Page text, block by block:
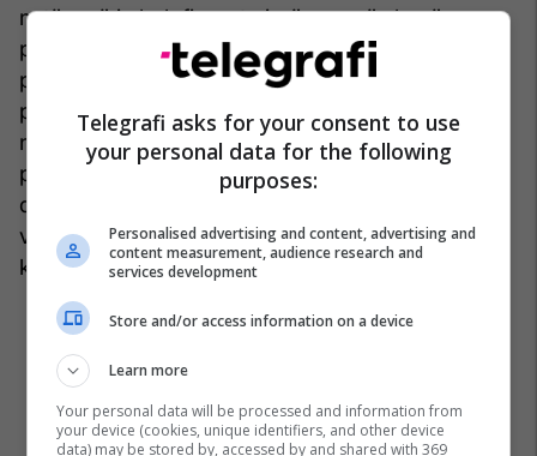
natës, që i zbeh figurat njerëzore në skenë,
përshkruan qiellin e vërtetë, me hënën, yjet dhe
planetët. Në
Fluturim, Elsheimeri merret me
pafundësinë e botës. Bell shkruan: “Braktisja,
ndoshta” - ajo “ndoshta” nuk është e
parëndësishme - “nga përpjekja e tij për t'iu
drejtuar botës sociale dhe politike … ai tashmë
vendosi që në vend të kësaj t'i drejtohej
kozmosit”. /Telegrafi/
Telegrafi asks for your consent to use
your personal data for the following
purposes:
Personalised advertising and content, advertising and
content measurement, audience research and
services development
Store and/or access information on a device
Learn more
Your personal data will be processed and information from
your device (cookies, unique identifiers, and other device
data) may be stored by, accessed by and shared with 369